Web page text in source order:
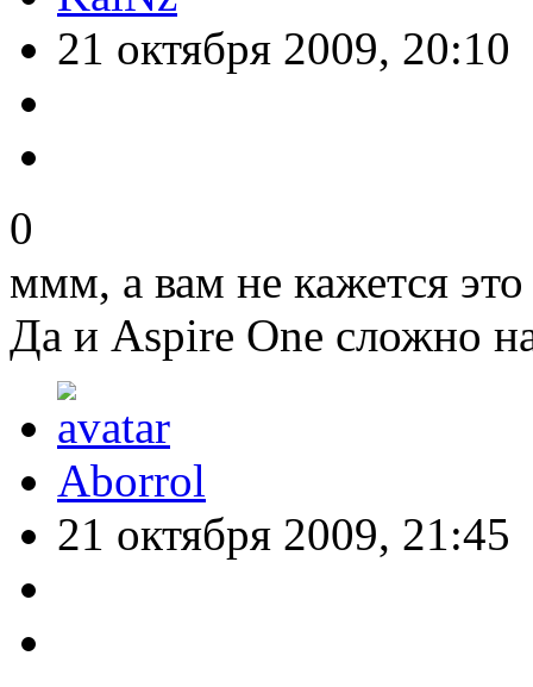
21 октября 2009, 20:10
0
ммм, а вам не кажется это
Да и Aspire One сложно
Aborrol
21 октября 2009, 21:45